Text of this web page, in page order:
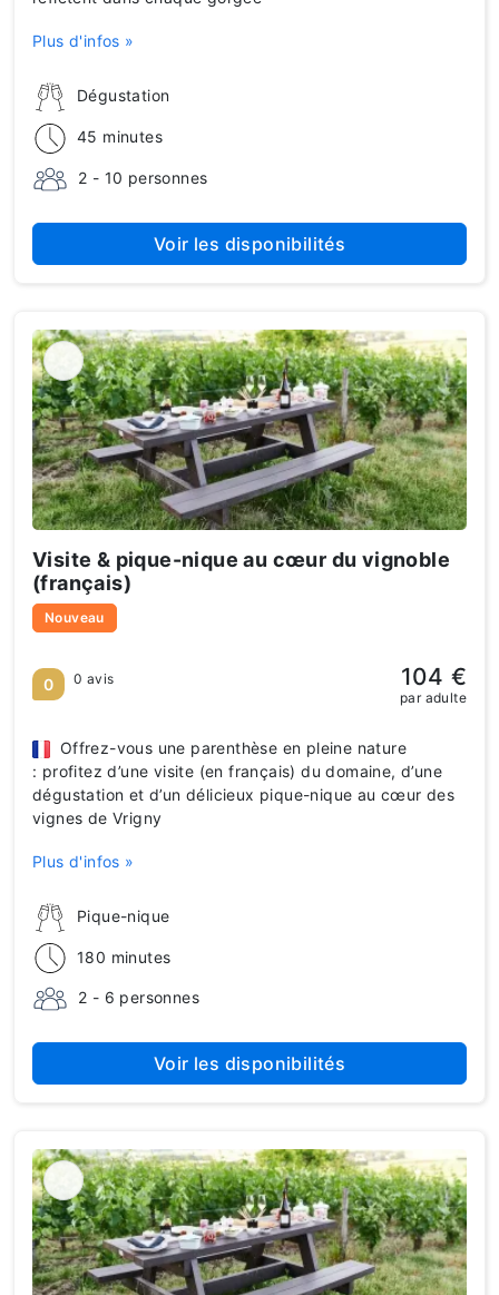
Dégustation
45 minutes
2 - 10 personnes
Plus d'infos »
Voir les disponibilités
Visite & pique-nique au cœur du vignoble
(français)
Nouveau
Pique-nique
180 minutes
2 - 6 personnes
Offrez-vous une parenthèse en pleine nature
: profitez d’une visite (en français) du domaine, d’une
dégustation et d’un délicieux pique-nique au cœur des
vignes de Vrigny
Plus d'infos »
0 0 avis 104 €
par adulte
Voir les disponibilités